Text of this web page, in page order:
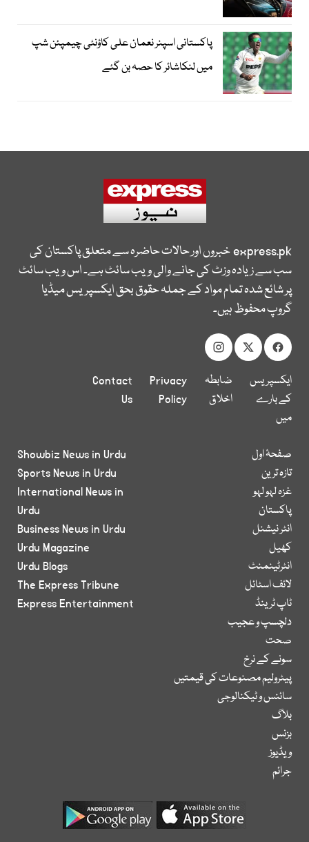
پاکستانی اسپنر نعمان علی کاؤنٹی چیمپئن شپ
میں لنکاشائر کا حصہ بن گئے
express.pkخبروں اور حالات حاضرہ سے متعلق پاکستان کی
سب سے زیادہ وزٹ کی جانے والی ویب سائٹ ہے۔ اس ویب سائٹ
پر شائع شدہ تمام مواد کے جملہ حقوق بحق ایکسپریس میڈیا
گروپ محفوظ ہیں۔
ایکسپریس
کے بارے
میں
ضابطہ
اخلاق
Privacy
Policy
Contact
Us
صفحۂ اول
تازہ ترین
غزہ لہو لہو
پاکستان
انٹر نیشنل
کھیل
انٹرٹینمنٹ
لائف اسٹائل
ٹاپ ٹرینڈ
دلچسپ و عجیب
صحت
سونے کے نرخ
پیٹرولیم مصنوعات کی قیمتیں
سائنس و ٹیکنالوجی
بلاگ
بزنس
ویڈیوز
جرائم
Showbiz News in Urdu
Sports News in Urdu
International News in
Urdu
Business News in Urdu
Urdu Magazine
Urdu Blogs
The Express Tribune
Express Entertainment